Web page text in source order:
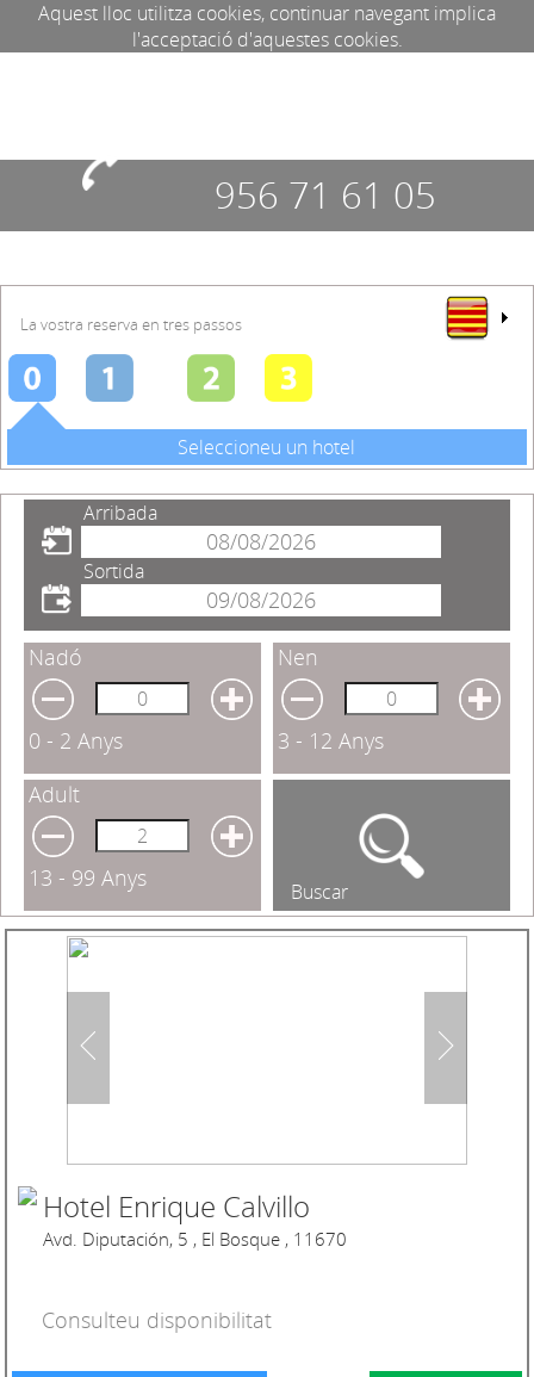
Aquest lloc utilitza cookies, continuar navegant implica
l'acceptació d'aquestes cookies.
956 71 61 05
La vostra reserva en tres passos
Seleccioneu un hotel
Arribada
Sortida
Nadó
0 - 2 Anys
Nen
3 - 12 Anys
Adult
13 - 99 Anys Buscar
Hotel Enrique Calvillo
Avd. Diputación, 5 , El Bosque , 11670
Consulteu disponibilitat